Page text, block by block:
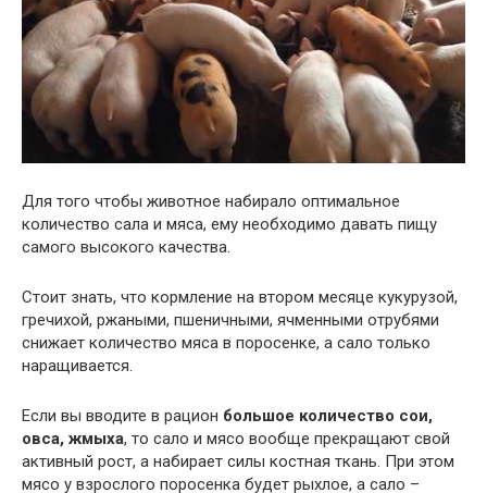
Для того чтобы животное набирало оптимальное
количество сала и мяса, ему необходимо давать пищу
самого высокого качества.
Стоит знать, что кормление на втором месяце кукурузой,
гречихой, ржаными, пшеничными, ячменными отрубями
снижает количество мяса в поросенке, а сало только
наращивается.
Если вы вводите в рацион большое количество сои,
овса, жмыха, то сало и мясо вообще прекращают свой
активный рост, а набирает силы костная ткань. При этом
мясо у взрослого поросенка будет рыхлое, а сало –